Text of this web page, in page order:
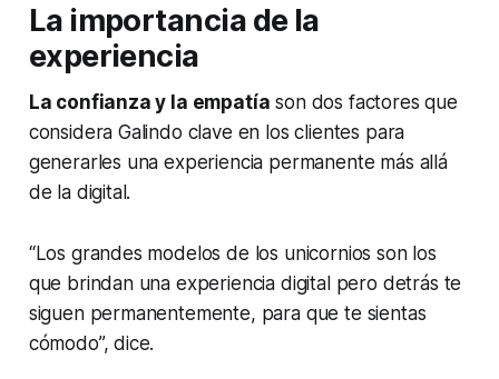
La importancia de la
experiencia
La confianza y la empatía son dos factores que
considera Galindo clave en los clientes para
generarles una experiencia permanente más allá
de la digital.
“Los grandes modelos de los unicornios son los
que brindan una experiencia digital pero detrás te
siguen permanentemente, para que te sientas
cómodo”, dice.